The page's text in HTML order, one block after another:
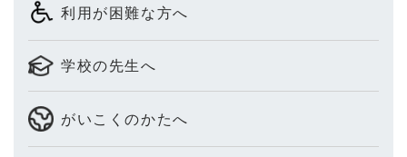
利用が困難な方へ
学校の先生へ
がいこくのかたへ